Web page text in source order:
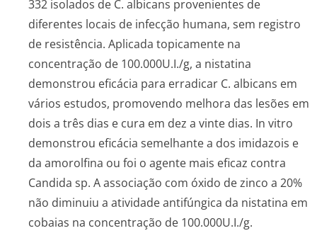
332 isolados de C. albicans provenientes de
diferentes locais de infecção humana, sem registro
de resistência. Aplicada topicamente na
concentração de 100.000U.I./g, a nistatina
demonstrou eficácia para erradicar C. albicans em
vários estudos, promovendo melhora das lesões em
dois a três dias e cura em dez a vinte dias. In vitro
demonstrou eficácia semelhante a dos imidazois e
da amorolfina ou foi o agente mais eficaz contra
Candida sp. A associação com óxido de zinco a 20%
não diminuiu a atividade antifúngica da nistatina em
cobaias na concentração de 100.000U.I./g.